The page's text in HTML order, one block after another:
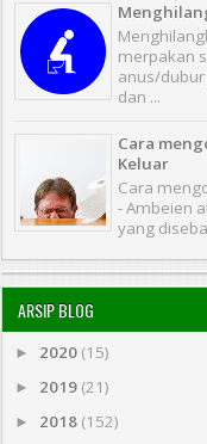
merpakan
anus/
dan ...
Cara
Keluar
Cara
- Ambeien
yang
ARSIP BLOG
► 2020 (15)
► 2019 (21)
► 2018 (152)